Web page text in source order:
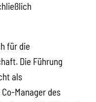
für die
Die Führung
als
Manager des